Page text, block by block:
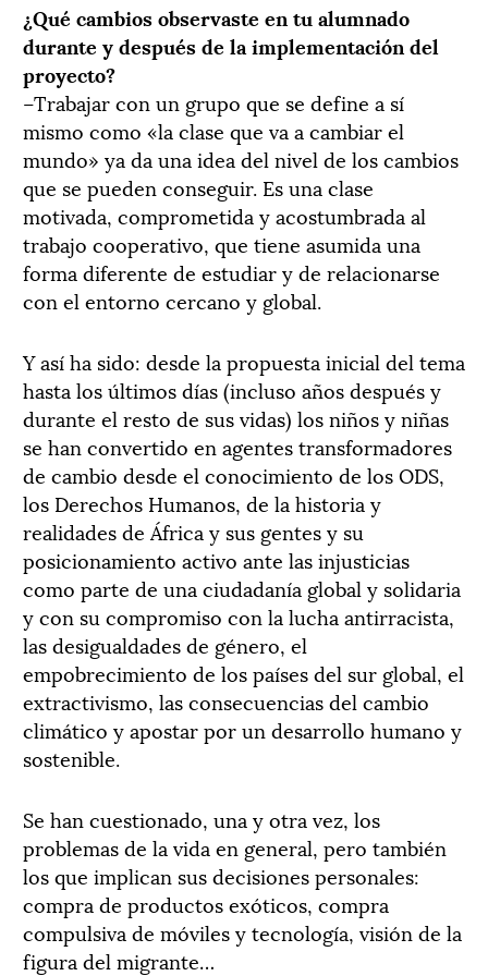
¿Qué cambios observaste en tu alumnado
durante y después de la implementación del
proyecto?
–Trabajar con un grupo que se define a sí
mismo como «la clase que va a cambiar el
mundo» ya da una idea del nivel de los cambios
que se pueden conseguir. Es una clase
motivada, comprometida y acostumbrada al
trabajo cooperativo, que tiene asumida una
forma diferente de estudiar y de relacionarse
con el entorno cercano y global.
Y así ha sido: desde la propuesta inicial del tema
hasta los últimos días (incluso años después y
durante el resto de sus vidas) los niños y niñas
se han convertido en agentes transformadores
de cambio desde el conocimiento de los ODS,
los Derechos Humanos, de la historia y
realidades de África y sus gentes y su
posicionamiento activo ante las injusticias
como parte de una ciudadanía global y solidaria
y con su compromiso con la lucha antirracista,
las desigualdades de género, el
empobrecimiento de los países del sur global, el
extractivismo, las consecuencias del cambio
climático y apostar por un desarrollo humano y
sostenible.
Se han cuestionado, una y otra vez, los
problemas de la vida en general, pero también
los que implican sus decisiones personales:
compra de productos exóticos, compra
compulsiva de móviles y tecnología, visión de la
figura del migrante…